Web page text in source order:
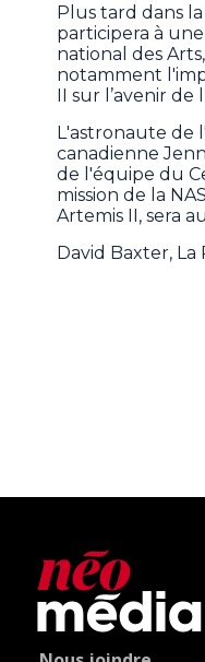
Plus tard dans
participera à
national des
notamment
II sur l’avenir de
L'astronaute de
canadienne
de l'équipe du
mission de la
Artemis II, sera
David Baxter, La